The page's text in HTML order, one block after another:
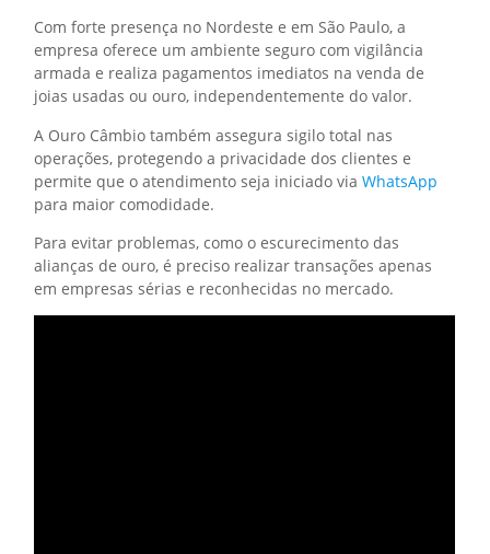
Com forte presença no Nordeste e em São Paulo, a
empresa oferece um ambiente seguro com vigilância
armada e realiza pagamentos imediatos na venda de
joias usadas ou ouro, independentemente do valor.
A Ouro Câmbio também assegura sigilo total nas
operações, protegendo a privacidade dos clientes e
permite que o atendimento seja iniciado viaWhatsApp
para maior comodidade.
Para evitar problemas, como o escurecimento das
alianças de ouro, é preciso realizar transações apenas
em empresas sérias e reconhecidas no mercado.